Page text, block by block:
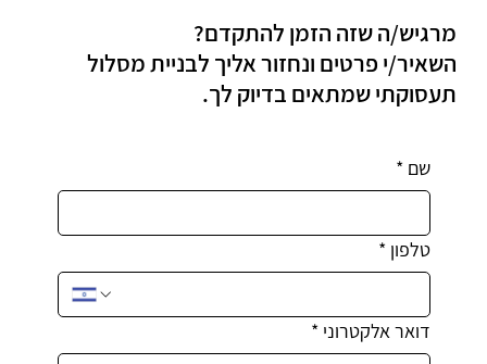
מרגיש/ה שזה הזמן להתקדם?
השאיר/י פרטים ונחזור אליך לבניית מסלול
תעסוקתי שמתאים בדיוק לך.
שם *
טלפון *
דואר אלקטרוני *